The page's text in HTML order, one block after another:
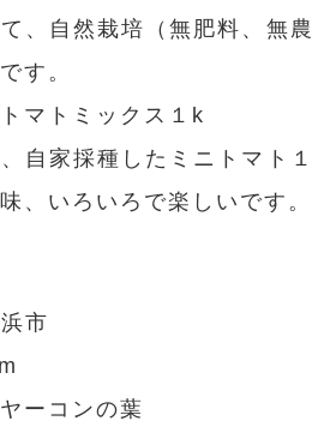
、自然栽培（無肥料、無農
す。
マトミックス１k
自家採種したミニトマト１
、いろいろで楽しいです。
市
ーコンの葉